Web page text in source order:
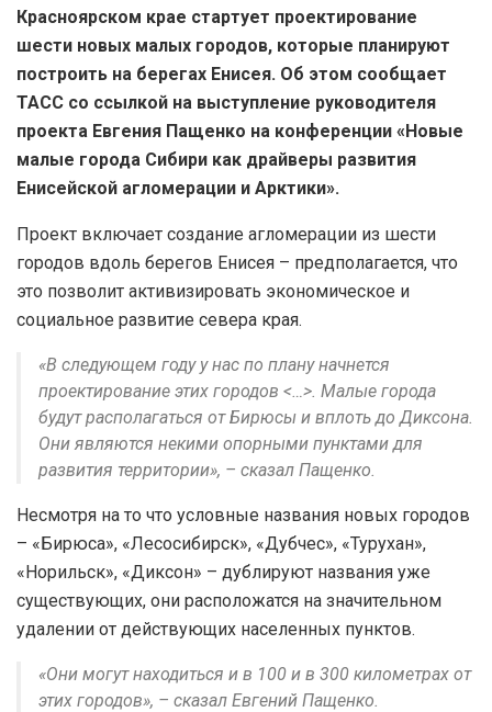
Красноярском крае стартует проектирование
шести новых малых городов, которые планируют
построить на берегах Енисея. Об этом сообщает
ТАСС со ссылкой на выступление руководителя
проекта Евгения Пащенко на конференции «Новые
малые города Сибири как драйверы развития
Енисейской агломерации и Арктики».
Проект включает создание агломерации из шести
городов вдоль берегов Енисея – предполагается, что
это позволит активизировать экономическое и
социальное развитие севера края.
«В следующем году у нас по плану начнется
проектирование этих городов <…>. Малые города
будут располагаться от Бирюсы и вплоть до Диксона.
Они являются некими опорными пунктами для
развития территории», – сказал Пащенко.
Несмотря на то что условные названия новых городов
– «Бирюса», «Лесосибирск», «Дубчес», «Турухан»,
«Норильск», «Диксон» – дублируют названия уже
существующих, они расположатся на значительном
удалении от действующих населенных пунктов.
«Они могут находиться и в 100 и в 300 километрах от
этих городов», – сказал Евгений Пащенко.